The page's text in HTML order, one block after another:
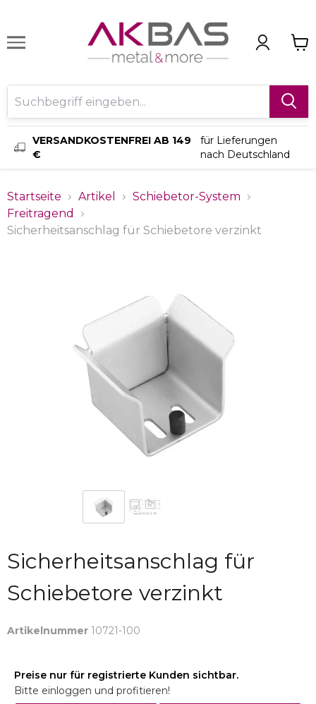
VERSANDKOSTENFREI AB 149
€
für Lieferungen
nach Deutschland
Startseite Artikel
Schiebetor-System
Freitragend
Sicherheitsanschlag für Schiebetore verzinkt
Sicherheitsanschlag für
Schiebetore verzinkt
Artikelnummer 10721-100
Preise nur für registrierte Kunden sichtbar.
Bitte einloggen und profitieren!